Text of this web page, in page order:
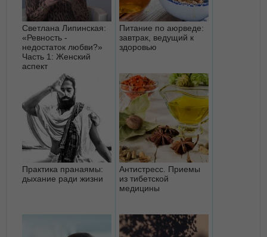
Светлана Липинская:
«Ревность -
недостаток любви?»
Часть 1: Женский
аспект
Питание по аюрведе:
завтрак, ведущий к
здоровью
Практика пранаямы:
дыхание ради жизни
Антистресс. Приемы
из тибетской
медицины